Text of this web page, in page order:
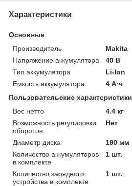
Характеристики
Основные
Производитель
Makita
Напряжение аккумулятора
40 В
Тип аккумулятора
Li-Ion
Емкость аккумулятора
4 А·ч
Пользовательские характеристики
Вес нетто
4.4 кг
Возможность регулировки
оборотов
Нет
Диаметр диска
190 мм
Количество аккумуляторов
в комплекте
1 шт.
Количество зарядного
устройства в комплекте
1 шт.